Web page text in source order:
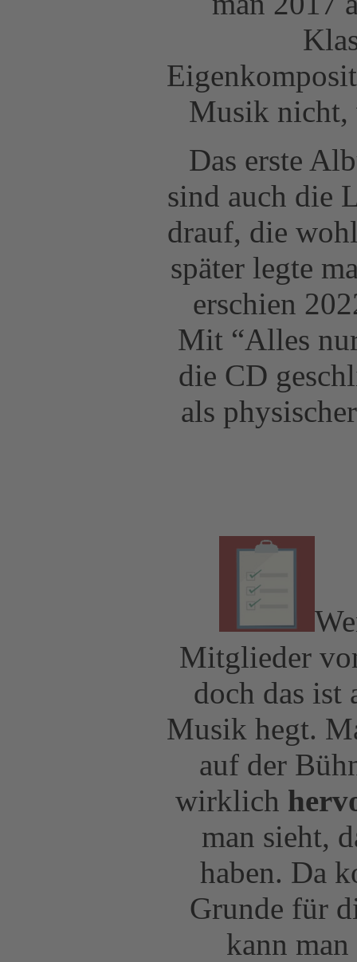
Musik nicht,
Das erste
sind auch die
drauf, die
später legte
erschien
Mit “Alles
die CD
als
Mitglieder
doch das ist
Musik hegt.
auf der
wirklich
man sieht,
haben. Da
Grunde für
kann